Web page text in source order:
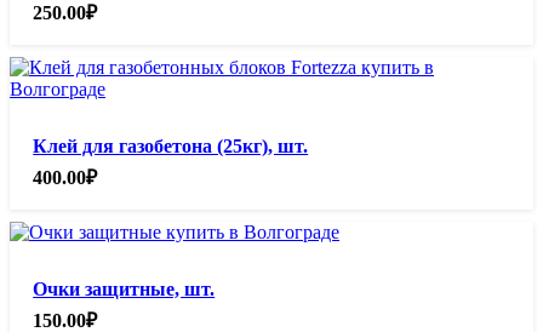
250.00₽
Клей для газобетона (25кг), шт.
400.00₽
Очки защитные, шт.
150.00₽